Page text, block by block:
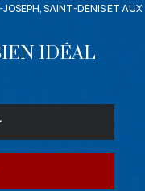
SAINT-DENIS ET AUX
IDÉAL